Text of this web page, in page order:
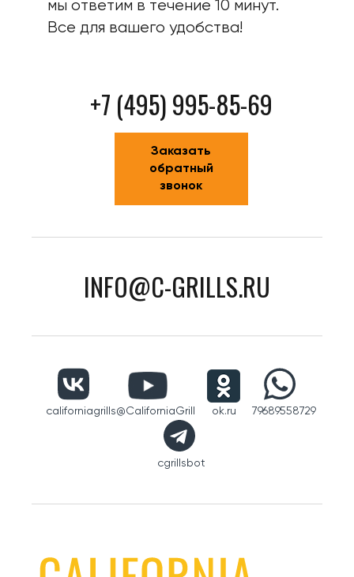
мы ответим в течение 10 минут.
Все для вашего удобства!
+7 (495) 995-85-69
Заказать
обратный
звонок
INFO@C-GRILLS.RU
californiagrills@CaliforniaGrill ok.ru 79689558729
cgrillsbot